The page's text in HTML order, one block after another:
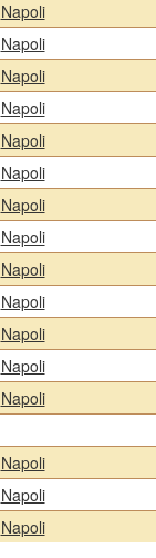
Napoli
Napoli
Napoli
Napoli
Napoli
Napoli
Napoli
Napoli
Napoli
Napoli
Napoli
Napoli
Napoli
Napoli
Napoli
Napoli